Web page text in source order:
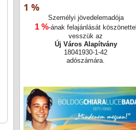
1 %
Személyi jövedelemadója
1 %-ának felajánlását köszönettel
vesszük az
Új Város Alapítvány
18041930-1-42
adószámára.